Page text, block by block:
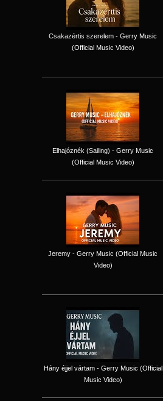
Csakazértis szerelem - Gerry Music
(Official Music Video)
Elhajóznék (Sailing) - Gerry Music
(Official Music Video)
Jeremy - Gerry Music (Official Music
Video)
Hány éjjel vártam - Gerry Music (Official
Music Video)